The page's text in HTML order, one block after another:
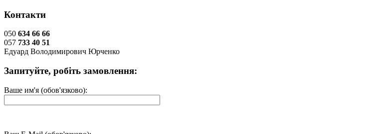
Контакти
050 634 66 66
057 733 40 51
Едуард Володимирович Юрченко
Запитуйте, робіть замовлення:
Ваше им'я (обов'язково):